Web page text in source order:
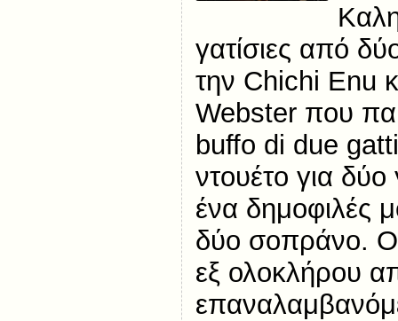
γατίσιες από
την Chichi Enu
Webster που
buffo di due gatti
ντουέτο για δύο
ένα δημοφιλές
δύο σοπράνο. Οι
εξ ολοκλήρου